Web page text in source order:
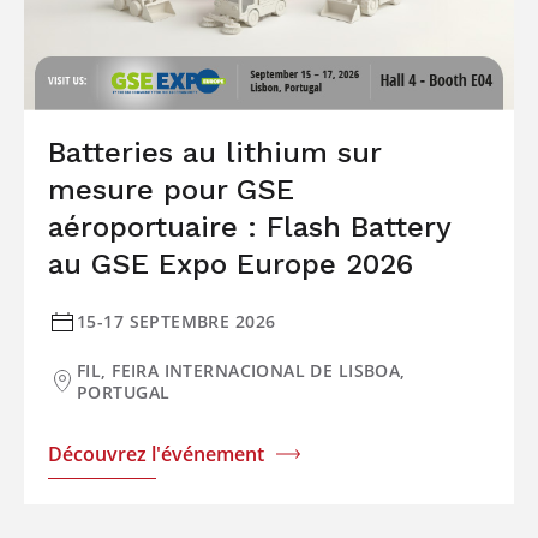
Batteries au lithium sur
mesure pour GSE
aéroportuaire : Flash Battery
au GSE Expo Europe 2026
15-17 SEPTEMBRE 2026
FIL, FEIRA INTERNACIONAL DE LISBOA,
PORTUGAL
Découvrez l'événement